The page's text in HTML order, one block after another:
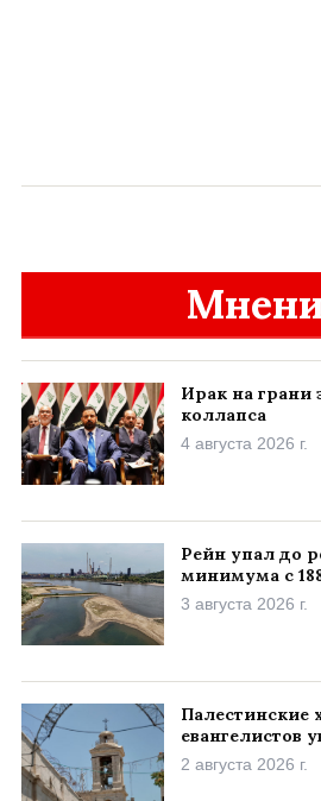
Ирак на грани
коллапса
4 августа 2026 г.
Рейн упал до
минимума с
3 августа 2026 г.
Палестинские
евангелистов
2 августа 2026 г.